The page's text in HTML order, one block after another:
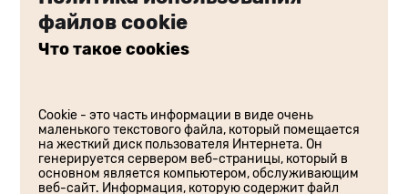
файлов cookie
Что такое cookies
Cookie - это часть информации в виде очень
маленького текстового файла, который помещается
на жесткий диск пользователя Интернета. Он
генерируется сервером веб-страницы, который в
основном является компьютером, обслуживающим
веб-сайт. Информация, которую содержит файл